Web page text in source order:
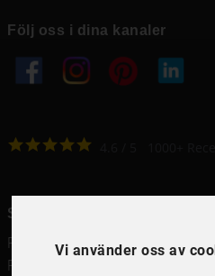
Vi använder oss av
Följ oss i dina kanaler
Snabblänkar
Ramar
Ramar till Samsung The Frame